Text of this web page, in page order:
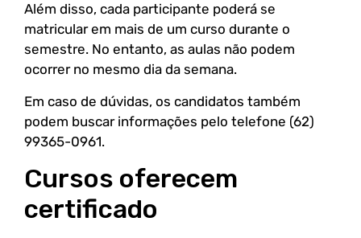
Além disso, cada participante poderá se
matricular em mais de um curso durante o
semestre. No entanto, as aulas não podem
ocorrer no mesmo dia da semana.
Em caso de dúvidas, os candidatos também
podem buscar informações pelo telefone (62)
99365-0961.
Cursos oferecem
certificado